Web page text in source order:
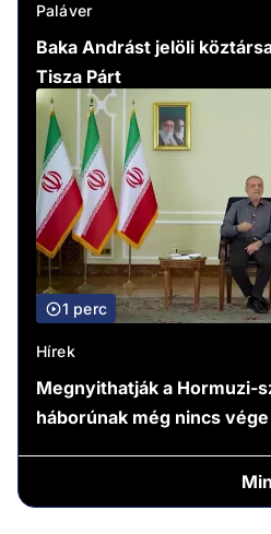
Paláver
Baka Andrást jelöli
Tisza Párt
1 perc
Hírek
Megnyithatják a Hormuzi-
háborúnak még nincs vége